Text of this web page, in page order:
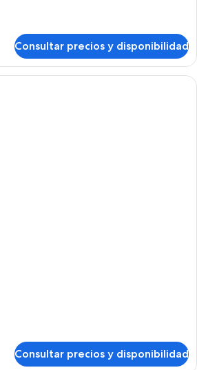
Consultar precios y disponibilidad
Consultar precios y disponibilidad